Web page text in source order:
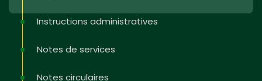
Instructions administratives
Notes de services
Notes circulaires